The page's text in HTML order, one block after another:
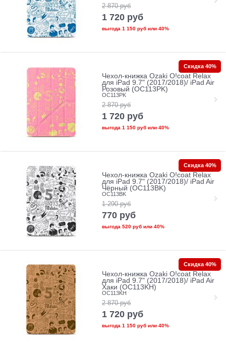
2 870 руб
1 720 руб
выгода 1 150 рубили 40%
Чехол-книжка Ozaki O!coat Relax
для iPad 9.7" (2017/2018)/ iPad Air
Розовый (OC113PK)
OC113PK
2 870 руб
1 720 руб
выгода 1 150 рубили 40%
Скидка 40%
Чехол-книжка Ozaki O!coat Relax
для iPad 9.7" (2017/2018)/ iPad Air
Чёрный (OC113BK)
OC113BK
1 290 руб
770 руб
выгода 520 рубили 40%
Скидка 40%
Чехол-книжка Ozaki O!coat Relax
для iPad 9.7" (2017/2018)/ iPad Air
Хаки (OC113KH)
OC113KH
2 870 руб
1 720 руб
выгода 1 150 рубили 40%
Скидка 40%